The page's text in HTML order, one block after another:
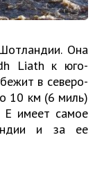
Она
Liath к юго-
в северо-
10 км (6 миль)
E имеет самое
и за ее